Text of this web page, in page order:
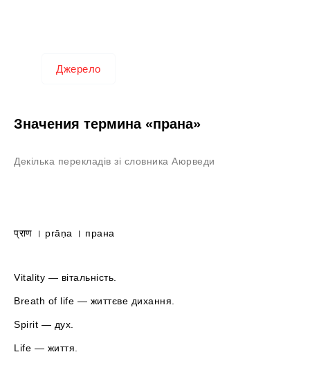
Джерело
Значения термина «прана»
Декілька перекладів зі словника Аюрведи
प्राण । prāṇa । прана
Vitality — вітальність.
Breath of life — життєве дихання.
Spirit — дух.
Life — життя.